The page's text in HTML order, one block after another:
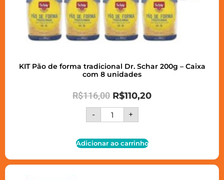
KIT Pão de forma tradicional Dr. Schar 200g – Caixa
com 8 unidades
R$116,00 R$110,20
- +
Adicionar ao carrinho